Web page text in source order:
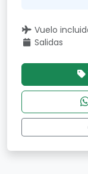
Vuelo
Salidas